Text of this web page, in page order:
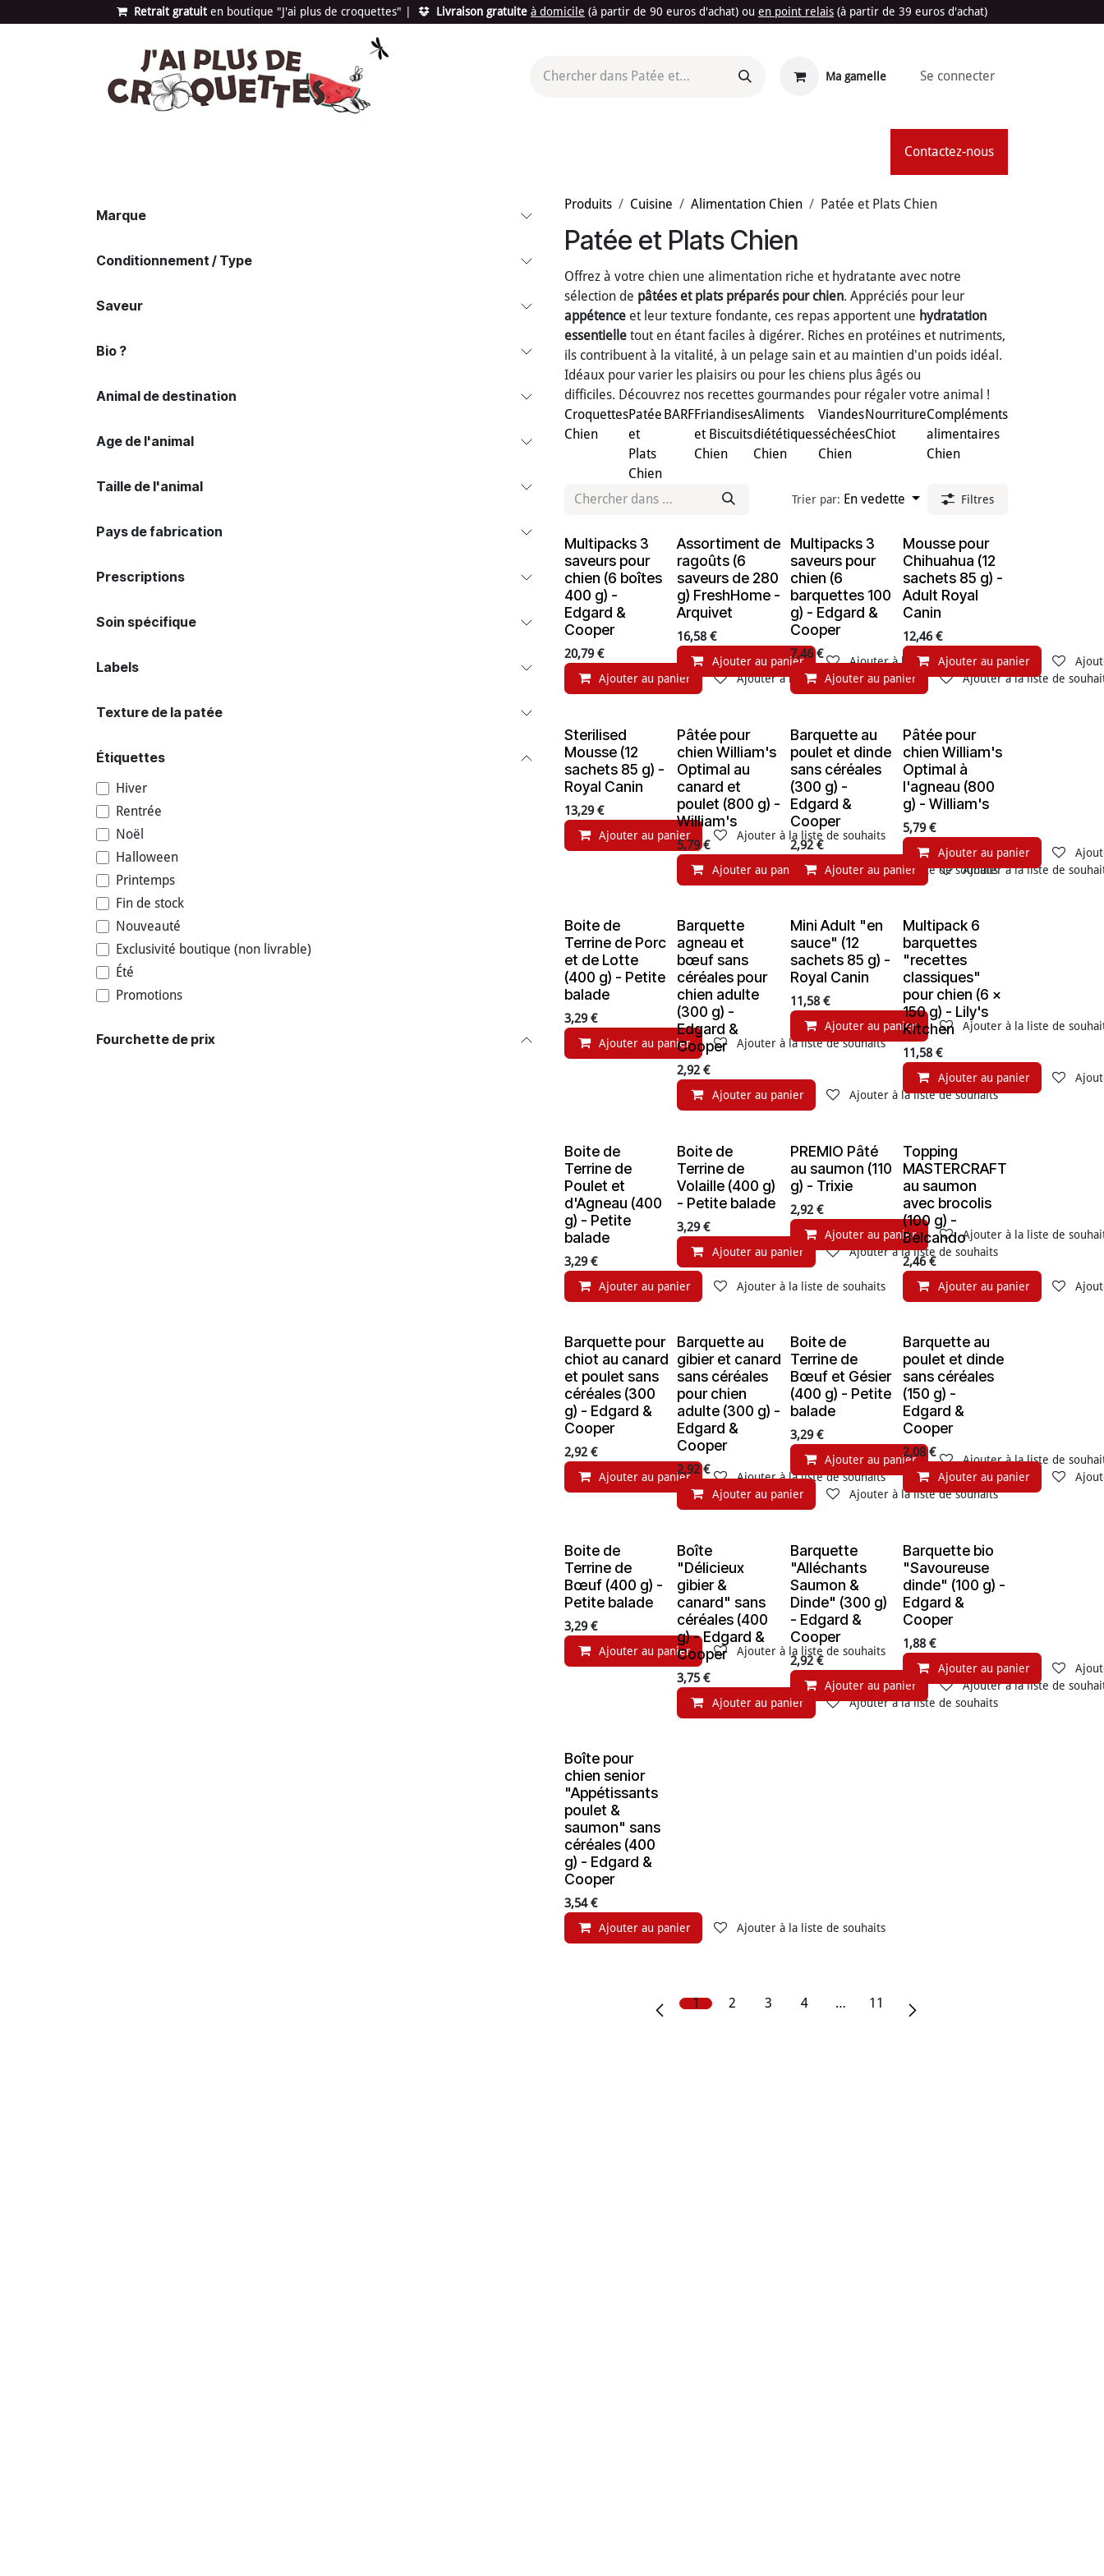
Se rendre au contenu Retrait gratuit en bou​​​​​​tique "J'ai plus de croquettes" Livraison gratuite à domicile (à partir de 90 euros d'achat) ou en point relais (à partir de 39 euros d'achat)
Ma gamelle Se connecter
Contactez-nous
Marque
Conditionnement / Type
Saveur
Bio ?
Animal de destination
Age de l'animal
Taille de l'animal
Pays de fabrication
Prescriptions
Soin spécifique
Labels
Texture de la patée
Étiquettes
Hiver
Rentrée
Noël
Halloween
Printemps
Fin de stock
Nouveauté
Exclusivité boutique (non livrable)
Été
Promotions
Fourchette de prix
Produits Cuisine Alimentation Chien Patée et Plats Chien
Patée et Plats Chien
Offrez à votre chien une alimentation riche et hydratante avec notre
sélection de pâtées et plats préparés pour chien. Appréciés pour leur
appétence et leur texture fondante, ces repas apportent une hydratation
essentielle tout en étant faciles à digérer. Riches en protéines et nutriments,
ils contribuent à la vitalité, à un pelage sain et au maintien d'un poids idéal.
Idéaux pour varier les plaisirs ou pour les chiens plus âgés ou
difficiles. Découvrez nos recettes gourmandes pour régaler votre animal !
Croquettes
Chien
Patée
et
Plats
Chien
BARFFriandises
et Biscuits
Chien
Aliments
diététiques
Chien
Viandes
séchées
Chien
Nourriture
Chiot
Compléments
alimentaires
Chien
Trier par: En vedette Filtres
Multipacks 3
saveurs pour
chien (6 boîtes
400 g) -
Edgard &
Cooper
20,79€
Ajouter au panier Ajouter à la liste de souhaits
Assortiment de
ragoûts (6
saveurs de 280
g) FreshHome -
Arquivet
16,58 €
Ajouter au panier Ajouter à la liste de souhaits
Multipacks 3
saveurs pour
chien (6
barquettes 100
g) - Edgard &
Cooper
7,46€
Ajouter au panier Ajouter à la liste de
Mousse pour
Chihuahua (12
sachets 85 g) -
Adult Royal
Canin
12,46€
Ajouter au panier
Sterilised
Mousse (12
sachets 85 g) -
Royal Canin
13,29€
Ajouter au panier Ajouter à la liste de souhaits
Pâtée pour
chien William's
Optimal au
canard et
poulet (800 g) -
William's
5,79€
Ajouter au panier Ajouter à la liste de souhaits
Barquette au
poulet et dinde
sans céréales
(300 g) -
Edgard &
Cooper
2,92€
Ajouter au panier Ajouter à la liste de
Pâtée pour
chien William's
Optimal à
l'agneau (800
g) - William's
5,79€
Ajouter au panier
Boite de
Terrine de Porc
et de Lotte
(400 g) - Petite
balade
3,29€
Ajouter au panier Ajouter à la liste de souhaits
Barquette
agneau et
bœuf sans
céréales pour
chien adulte
(300 g) -
Edgard &
Cooper
2,92 €
Ajouter au panier Ajouter à la liste de souhaits
Mini Adult "en
sauce" (12
sachets 85 g) -
Royal Canin
11,58€
Ajouter au panier Ajouter à la liste de
Multipack 6
barquettes
"recettes
classiques"
pour chien (6 x
150 g) - Lily's
Kitchen
11,58 €
Ajouter au panier
Boite de
Terrine de
Poulet et
d'Agneau (400
g) - Petite
balade
3,29€
Ajouter au panier Ajouter à la liste de souhaits
Boite de
Terrine de
Volaille (400 g)
- Petite balade
3,29€
Ajouter au panier Ajouter à la liste de souhaits
PREMIO Pâté
au saumon (110
g) - Trixie
2,92€
Ajouter au panier Ajouter à la liste de
Topping
MASTERCRAFT
au saumon
avec brocolis
(100 g) -
Belcando
2,46€
Ajouter au panier
Barquette pour
chiot au canard
et poulet sans
céréales (300
g) - Edgard &
Cooper
2,92 €
Ajouter au panier Ajouter à la liste de souhaits
Barquette au
gibier et canard
sans céréales
pour chien
adulte (300 g) -
Edgard &
Cooper
2,92€
Ajouter au panier Ajouter à la liste de souhaits
Boite de
Terrine de
Bœuf et Gésier
(400 g) - Petite
balade
3,29€
Ajouter au panier Ajouter à la liste de
Barquette au
poulet et dinde
sans céréales
(150 g) -
Edgard &
Cooper
2,08€
Ajouter au panier
Boite de
Terrine de
Bœuf (400 g) -
Petite balade
3,29€
Ajouter au panier Ajouter à la liste de souhaits
Boîte
"Délicieux
gibier &
canard" sans
céréales (400
g) - Edgard &
Cooper
3,75 €
Ajouter au panier Ajouter à la liste de souhaits
Barquette
"Alléchants
Saumon &
Dinde" (300 g)
- Edgard &
Cooper
2,92€
Ajouter au panier Ajouter à la liste de
Barquette bio
"Savoureuse
dinde" (100 g) -
Edgard &
Cooper
1,88 €
Ajouter au panier
Boîte pour
chien senior
"Appétissants
poulet &
saumon" sans
céréales (400
g) - Edgard &
Cooper
3,54€
Ajouter au panier Ajouter à la liste de souhaits
1 2 3 4 … 11